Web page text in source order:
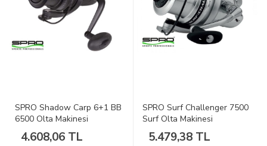
SPRO Shadow Carp 6+1 BB
6500 Olta Makinesi
4.608,06 TL
SPRO Surf Challenger 7500
Surf Olta Makinesi
5.479,38 TL